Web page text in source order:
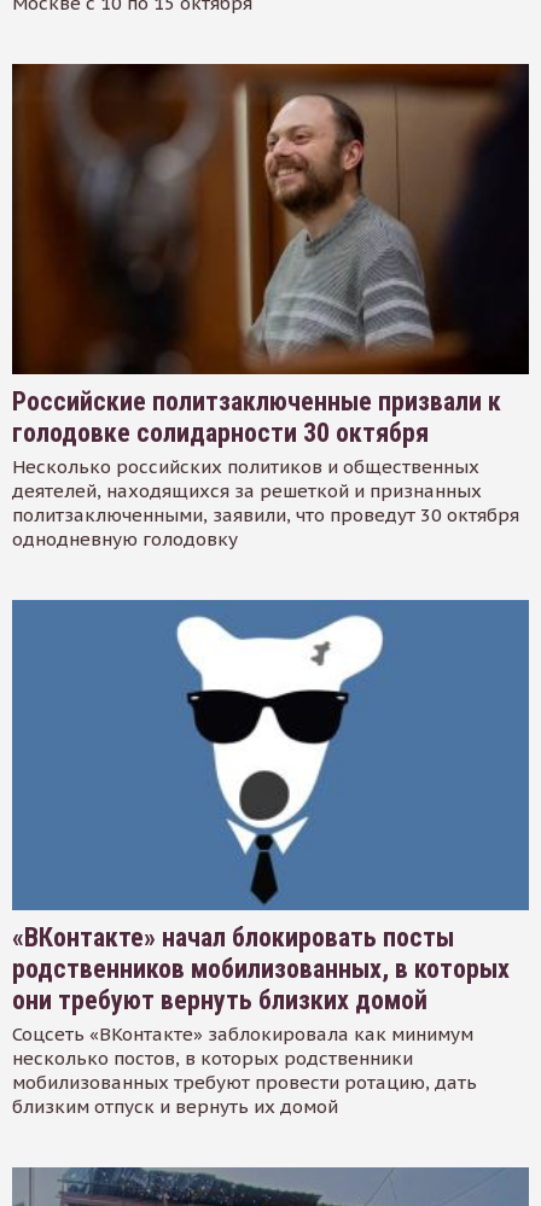
Российские политзаключенные призвали к
голодовке солидарности 30 октября
Несколько российских политиков и общественных
деятелей, находящихся за решеткой и признанных
политзаключенными, заявили, что проведут 30 октября
однодневную голодовку
«ВКонтакте» начал блокировать посты
родственников мобилизованных, в которых
они требуют вернуть близких домой
Соцсеть «ВКонтакте» заблокировала как минимум
несколько постов, в которых родственники
мобилизованных требуют провести ротацию, дать
близким отпуск и вернуть их домой